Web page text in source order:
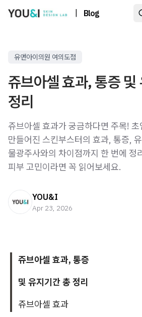
Blog
유앤아이의원 여의도점
쥬브아셀 효과, 통증 및
정리
쥬브아셀 효과가 궁금하다면 주목!
만들어진 스킨부스터의 효과, 통증,
물광주사와의 차이점까지 한 번에 정
피부 고민이라면 꼭 읽어보세요.
YOU&I
Apr 23, 2026
쥬브아셀 효과, 통증
및 유지기간 총 정리
쥬브아셀 효과